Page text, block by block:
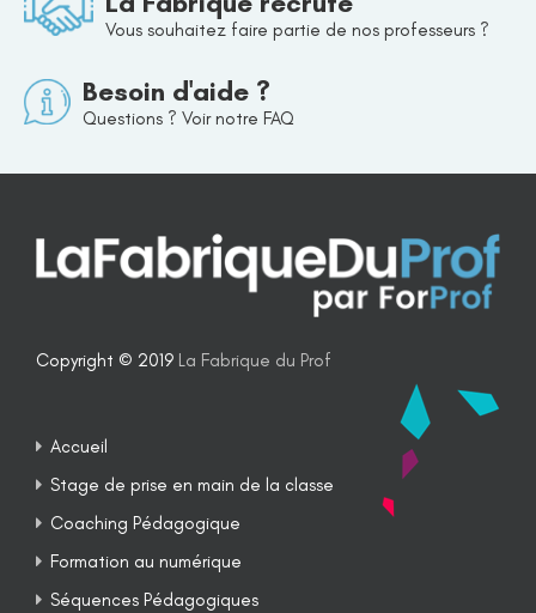
Vous souhaitez faire partie de nos professeurs ?
Besoin d'aide ?
Questions ? Voir notre FAQ
Copyright © 2019 La Fabrique du Prof
Accueil
Stage de prise en main de la classe
Coaching Pédagogique
Formation au numérique
Séquences Pédagogiques